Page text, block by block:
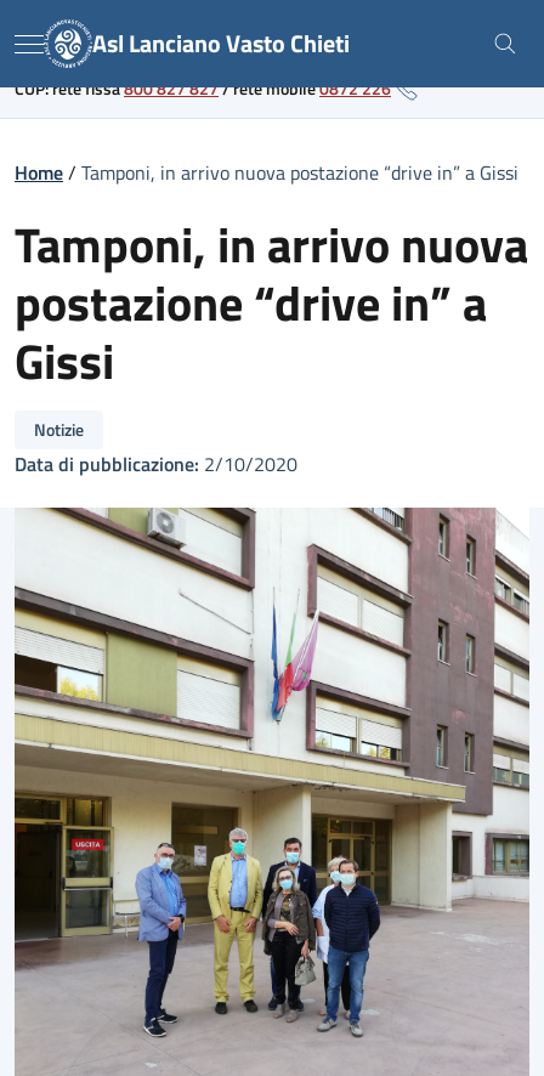
to
content
Link al portale sanitario regionale
Menu Asl Lanciano Vasto Chieti
CUP: rete fissa800 827 827/rete mobile0872 226
Home/ Tamponi, in arrivo nuova postazione “drive in” a Gissi
Tamponi, in arrivo nuova
postazione “drive in” a
Gissi
Notizie
Data di pubblicazione: 2/10/2020